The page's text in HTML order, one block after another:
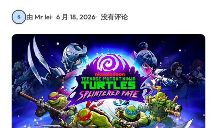
由 Mr lei 6 月 18, 2026 没有评论